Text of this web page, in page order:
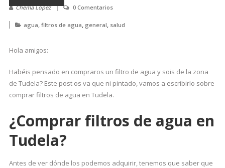
Chema Lopez 0 Comentarios
agua, filtros de agua, general, salud
Hola amigos:
Habéis pensado en compraros un filtro de agua y sois de la zona
de Tudela? Este post os va que ni pintado, vamos a escribirlo sobre
comprar filtros de agua en Tudela.
¿Comprar filtros de agua en
Tudela?
Antes de ver dónde los podemos adquirir, tenemos que saber que